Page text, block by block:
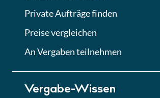
Lektion 6
Abgabe von Angeboten
Lektion
Lektion 7
Finales Quiz
Private Aufträge finden
Preise vergleichen
An Vergaben teilnehmen
Vergabe-Wissen